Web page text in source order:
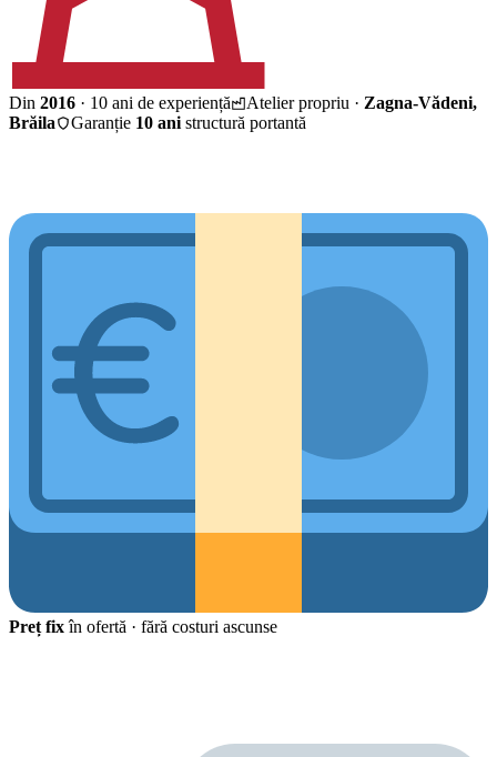
Din 2016 · 10 ani de experiență Atelier propriu · Zagna-Vădeni,
Brăila
Garanție 10 ani structură portantă
Preț fixîn ofertă · fără costuri ascunse